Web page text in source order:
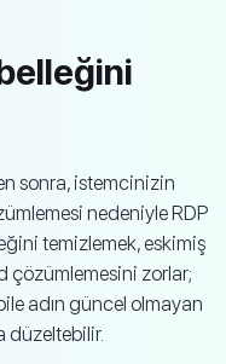
sonra, istemcinizin
nedeniyle RDP
temizlemek, eskimiş
çözümlemesini zorlar;
adın güncel olmayan
düzeltebilir.